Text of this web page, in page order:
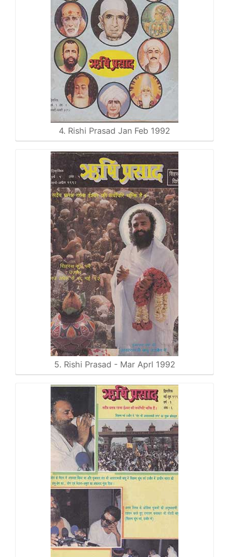
4. Rishi Prasad Jan Feb 1992
5. Rishi Prasad - Mar Aprl 1992